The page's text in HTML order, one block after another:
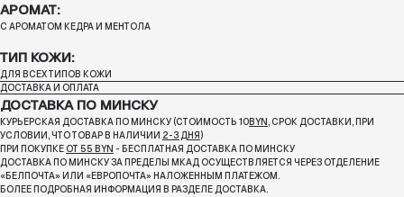
АРОМАТ:
С АРОМАТОМ КЕДРА И МЕНТОЛА
ТИП КОЖИ:
ДЛЯ ВСЕХ ТИПОВ КОЖИ
ДОСТАВКА И ОПЛАТА
ДОСТАВКА ПО МИНСКУ
КУРЬЕРСКАЯ ДОСТАВКА ПО МИНСКУ (СТОИМОСТЬ 10BYN, СРОК ДОСТАВКИ, ПРИ
УСЛОВИИ, ЧТО ТОВАР В НАЛИЧИИ 2-3 ДНЯ )
ПРИ ПОКУПКЕ ОТ 55 BYN - БЕСПЛАТНАЯ ДОСТАВКА ПО МИНСКУ
ДОСТАВКА ПО МИНСКУ ЗА ПРЕДЕЛЫ МКАД ОСУЩЕСТВЛЯЕТСЯ ЧЕРЕЗ ОТДЕЛЕНИЕ
«БЕЛПОЧТА» ИЛИ «ЕВРОПОЧТА» НАЛОЖЕННЫМ ПЛАТЕЖОМ.
БОЛЕЕ ПОДРОБНАЯ ИНФОРМАЦИЯ В РАЗДЕЛЕ ДОСТАВКА.